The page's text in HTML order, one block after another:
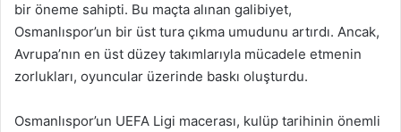
bir öneme sahipti. Bu maçta alınan galibiyet,
Osmanlıspor’un bir üst tura çıkma umudunu artırdı. Ancak,
Avrupa’nın en üst düzey takımlarıyla mücadele etmenin
zorlukları, oyuncular üzerinde baskı oluşturdu.
Osmanlıspor’un UEFA Ligi macerası, kulüp tarihinin önemli